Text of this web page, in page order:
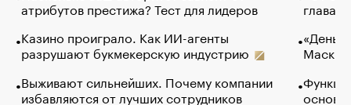
атрибутов престижа? Тест для лидеров
Казино проиграло. Как ИИ-агенты
разрушают букмекерскую индустрию
Выживают сильнейших. Почему компании
избавляются от лучших сотрудников
глава
Маск в
основ